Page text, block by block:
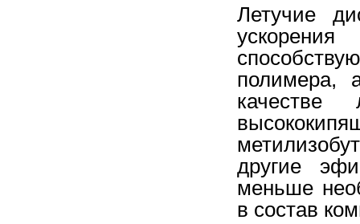
Летучие
полимера,
качестве
другие
меньше
в состав